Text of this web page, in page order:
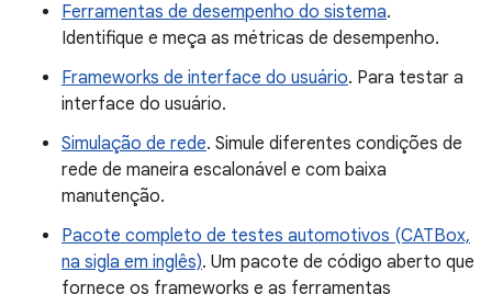
Ferramentas de desempenho do sistema.
Identifique e meça as métricas de desempenho.
Frameworks de interface do usuário. Para testar a
interface do usuário.
Simulação de rede. Simule diferentes condições de
rede de maneira escalonável e com baixa
manutenção.
Pacote completo de testes automotivos (CATBox,
na sigla em inglês). Um pacote de código aberto que
fornece os frameworks e as ferramentas